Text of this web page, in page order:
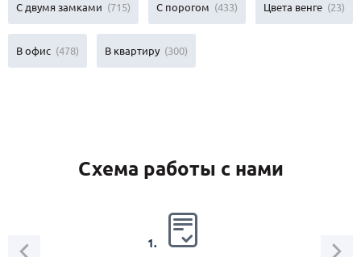
С двумя замками (715) С порогом (433) Цвета венге (23)
В офис (478) В квартиру (300)
Схема работы с нами
1.